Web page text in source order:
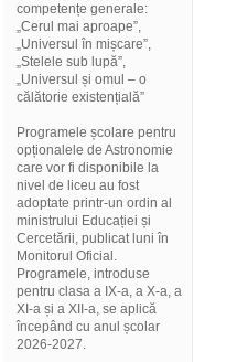
competențe generale:
„Cerul mai aproape”,
„Universul în mișcare”,
„Stelele sub lupă”,
„Universul și omul – o
călătorie existențială”
Programele școlare pentru
opționalele de Astronomie
care vor fi disponibile la
nivel de liceu au fost
adoptate printr-un ordin al
ministrului Educației și
Cercetării, publicat luni în
Monitorul Oficial.
Programele, introduse
pentru clasa a IX-a, a X-a, a
XI-a și a XII-a, se aplică
începând cu anul școlar
2026-2027.